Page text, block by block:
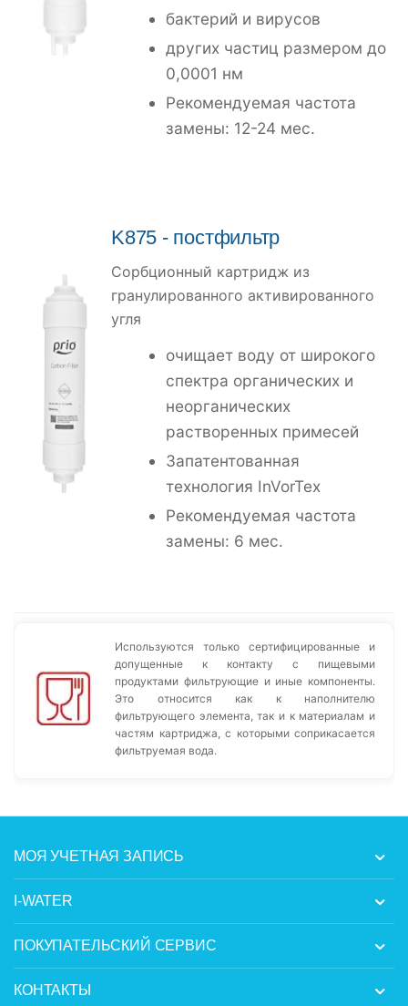
бактерий и вирусов
других частиц размером до
0,0001 нм
Рекомендуемая частота
замены: 12-24 мес.
K875 - постфильтр
Сорбционный картридж из
гранулированного активированного
угля
очищает воду от широкого
спектра органических и
неорганических
растворенных примесей
Запатентованная
технология InVorTex
Рекомендуемая частота
замены: 6 мес.
Используются только сертифицированные и
допущенные к контакту с пищевыми
продуктами фильтрующие и иные компоненты.
Это относится как к наполнителю
фильтрующего элемента, так и к материалам и
частям картриджа, с которыми соприкасается
фильтруемая вода.
МОЯ УЧЕТНАЯ ЗАПИСЬ
I-WATER
ПОКУПАТЕЛЬСКИЙ СЕРВИС
КОНТАКТЫ